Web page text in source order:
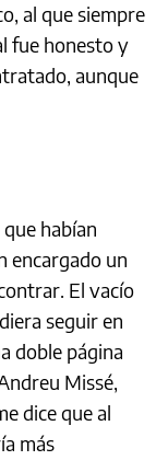
al que siempre
fue honesto y
aunque
habían
encargado un
El vacío
seguir en
doble página
Missé,
dice que al
más